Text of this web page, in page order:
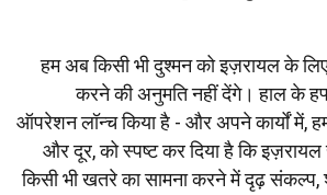
"हम अब किसी भी दुश्मन को इज़रायल के
करने की अनुमति नहीं देंगे। हाल के
ऑपरेशन लॉन्च किया है - और अपने कार्यों में,
और दूर, को स्पष्ट कर दिया है कि
किसी भी खतरे का सामना करने में दृढ़ संकल्प,